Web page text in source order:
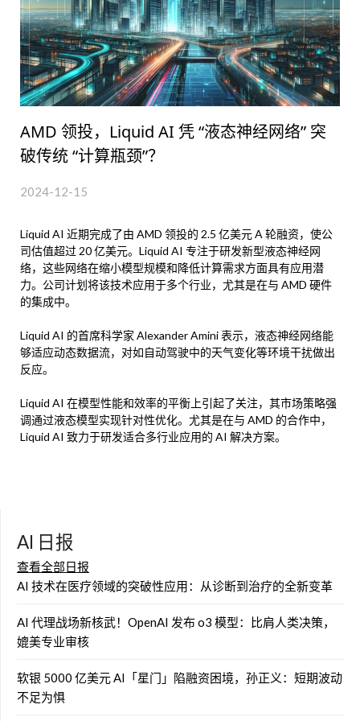
AMD 领投，Liquid AI 凭 “液态神经网络” 突
破传统 “计算瓶颈”？
2024-12-15
Liquid AI 近期完成了由 AMD 领投的 2.5 亿美元 A 轮融资，使公
司估值超过 20 亿美元。Liquid AI 专注于研发新型液态神经网
络，这些网络在缩小模型规模和降低计算需求方面具有应用潜
力。公司计划将该技术应用于多个行业，尤其是在与 AMD 硬件
的集成中。
Liquid AI 的首席科学家 Alexander Amini 表示，液态神经网络能
够适应动态数据流，对如自动驾驶中的天气变化等环境干扰做出
反应。
Liquid AI 在模型性能和效率的平衡上引起了关注，其市场策略强
调通过液态模型实现针对性优化。尤其是在与 AMD 的合作中，
Liquid AI 致力于研发适合多行业应用的 AI 解决方案。
AI 日报
查看全部日报
AI 技术在医疗领域的突破性应用：从诊断到治疗的全新变革
AI 代理战场新核武！OpenAI 发布 o3 模型：比肩人类决策，
媲美专业审核
软银 5000 亿美元 AI「星门」陷融资困境，孙正义：短期波动
不足为惧